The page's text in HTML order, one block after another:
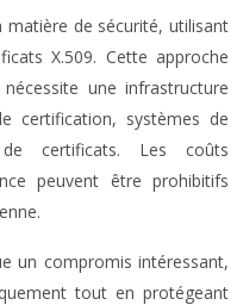
matière de sécurité, utilisant
X.509. Cette approche
une infrastructure
certification, systèmes de
certificats. Les coûts
peuvent être prohibitifs
un compromis intéressant,
tout en protégeant